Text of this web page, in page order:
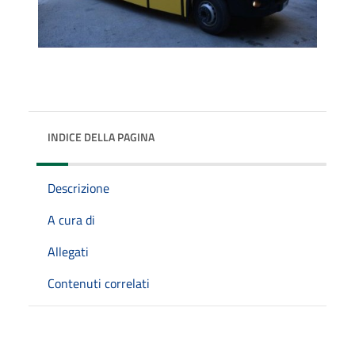
INDICE DELLA PAGINA
Descrizione
A cura di
Allegati
Contenuti correlati